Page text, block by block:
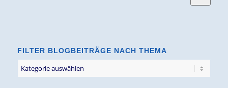
FILTER BLOGBEITRÄGE NACH THEMA
Blogbeiträge